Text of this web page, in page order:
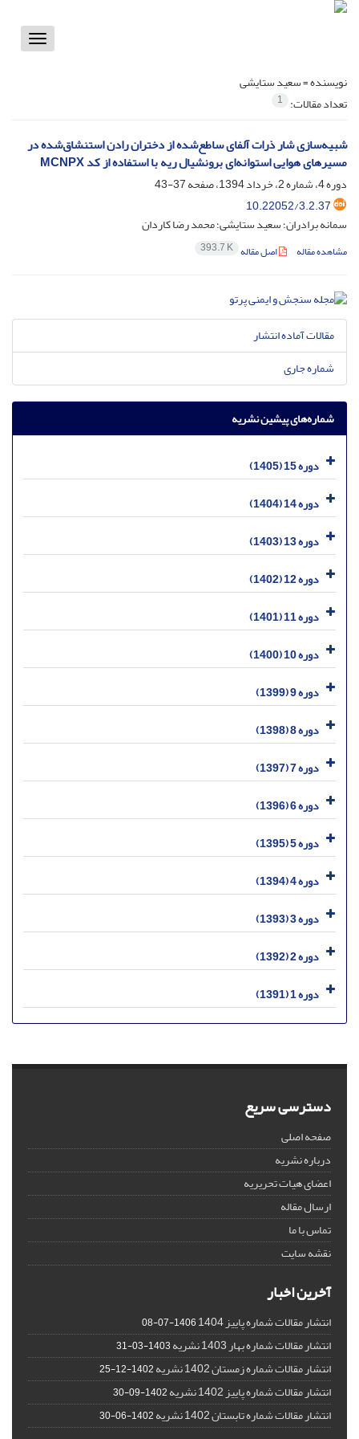
Toggle
نویسنده =سعید ستایشی
تعداد مقالات: 1
شبیه‌سازی شار ذرات آلفای ساطع‌شده از دختران رادن استنشاق‌شده در
مسیرهای هوایی استوانه‌ای برونشیال ریه با استفاده از کد MCNPX
دوره 4، شماره 2، خرداد 1394، صفحه
37-43
10.22052/3.2.37
سمانه برادران؛ سعید ستایشی؛ محمد رضا کاردان
مشاهده مقاله اصل مقاله 393.7 K
مقالات آماده انتشار
شماره جاری
شماره‌های پیشین نشریه
دوره 15 (1405)
دوره 14 (1404)
دوره 13 (1403)
دوره 12 (1402)
دوره 11 (1401)
دوره 10 (1400)
دوره 9 (1399)
دوره 8 (1398)
دوره 7 (1397)
دوره 6 (1396)
دوره 5 (1395)
دوره 4 (1394)
دوره 3 (1393)
دوره 2 (1392)
دوره 1 (1391)
دسترسی سریع
صفحه اصلی
درباره نشریه
اعضای هیات تحریریه
ارسال مقاله
تماس با ما
نقشه سایت
آخرین اخبار
انتشار مقالات شماره پاییز 1404 1406-07-08
انتشار مقالات شماره بهار 1403 نشریه 1403-03-31
انتشار مقالات شماره زمستان 1402 نشریه 1402-12-25
انتشار مقالات شماره پاییز 1402 نشریه 1402-09-30
انتشار مقالات شماره تابستان 1402 نشریه 1402-06-30